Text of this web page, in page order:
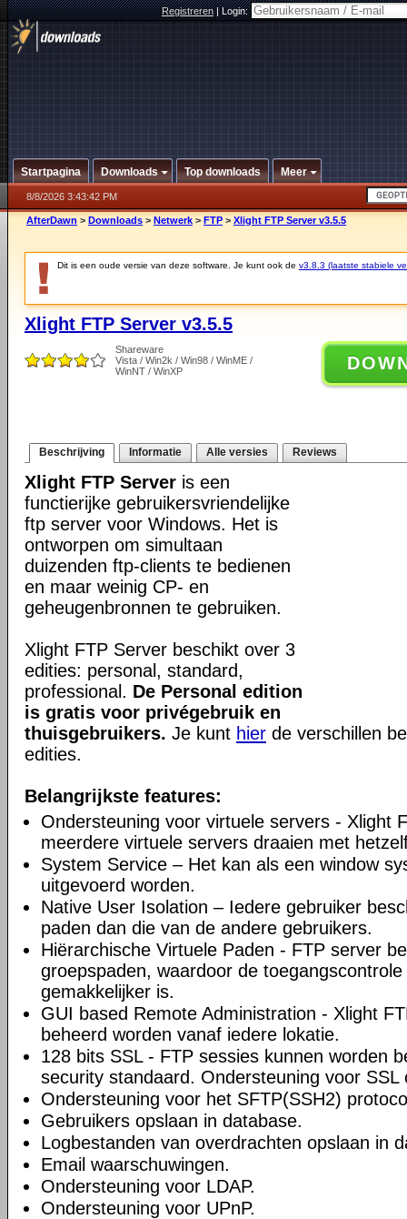
Registreren|Login:
Startpagina Downloads Top downloads Meer
8/8/2026 3:43:42 PM
AfterDawn > Downloads > Netwerk > FTP > Xlight FTP Server v3.5.5
Dit is een oude versie van deze software. Je kunt ook de v3.8.3 (laatste stabiele
Xlight FTP Server v3.5.5
Shareware
Vista / Win2k / Win98 / WinME /
WinNT / WinXP
Beschrijving Informatie Alle versies Reviews
Xlight FTP Server is een
functierijke gebruikersvriendelijke
ftp server voor Windows. Het is
ontworpen om simultaan
duizenden ftp-clients te bedienen
en maar weinig CP- en
geheugenbronnen te gebruiken.
Xlight FTP Server beschikt over 3
edities: personal, standard,
professional. De Personal edition
is gratis voor privégebruik en
thuisgebruikers. Je kunt hier de verschillen
edities.
Belangrijkste features:
Ondersteuning voor virtuele servers - Xlight
meerdere virtuele servers draaien met
System Service – Het kan als een window
uitgevoerd worden.
Native User Isolation – Iedere gebruiker
paden dan die van de andere gebruikers.
Hiërarchische Virtuele Paden - FTP server
groepspaden, waardoor de
gemakkelijker is.
GUI based Remote Administration - Xlight
beheerd worden vanaf iedere lokatie.
128 bits SSL - FTP sessies kunnen worden
security standaard. Ondersteuning voor SSL
Ondersteuning voor het SFTP(SSH2)
Gebruikers opslaan in database.
Logbestanden van overdrachten opslaan in
Email waarschuwingen.
Ondersteuning voor LDAP.
Ondersteuning voor UPnP.